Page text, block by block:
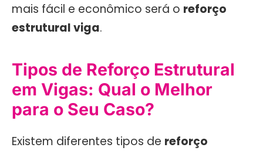
mais fácil e econômico será o reforço
estrutural viga.
Tipos de Reforço Estrutural
em Vigas: Qual o Melhor
para o Seu Caso?
Existem diferentes tipos de reforço